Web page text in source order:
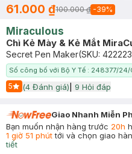
61.000 ₫100.000 ₫ -39%
Miraculous
Chì Kẻ Mày & Kẻ Mắt
Secret Pen Maker(SKU:
Số công bố với Bộ Y Tế : 248377/24/
5
Start Icon
(4 Đánh giá) 9 Hỏi đáp
Giao Nhanh Miễn
Bạn muốn nhận hàng trước 20h
1 giờ 51 phúttới và chọn giao
tiết